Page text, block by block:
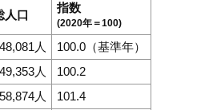
人口
指数
(2020年＝100)
人
100.0（基準年）
人
100.2
人
101.4